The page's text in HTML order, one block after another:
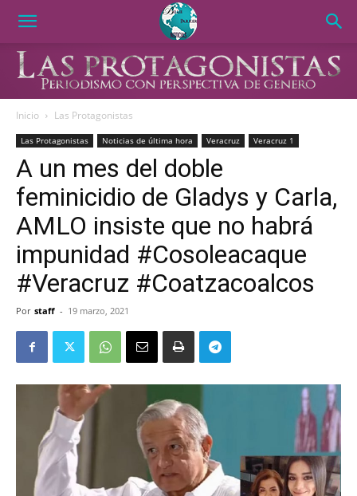
Inicio Las Protagonistas
Las Protagonistas Noticias de última hora Veracruz Veracruz 1
A un mes del doble
feminicidio de Gladys y Carla,
AMLO insiste que no habrá
impunidad #Cosoleacaque
#Veracruz #Coatzacoalcos
Por staff - 19 marzo, 2021